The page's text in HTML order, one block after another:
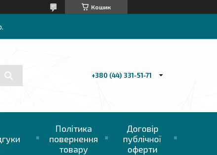
Кошик
+380 (44) 331-51-71
Політика
повернення
товару
Договір
публічної
оферти